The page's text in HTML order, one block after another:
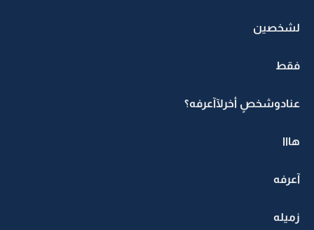
لشخصين
فقط
عنادوشخصٍ أخرلآآعرفه؟
هااا
آعرفه
زميله